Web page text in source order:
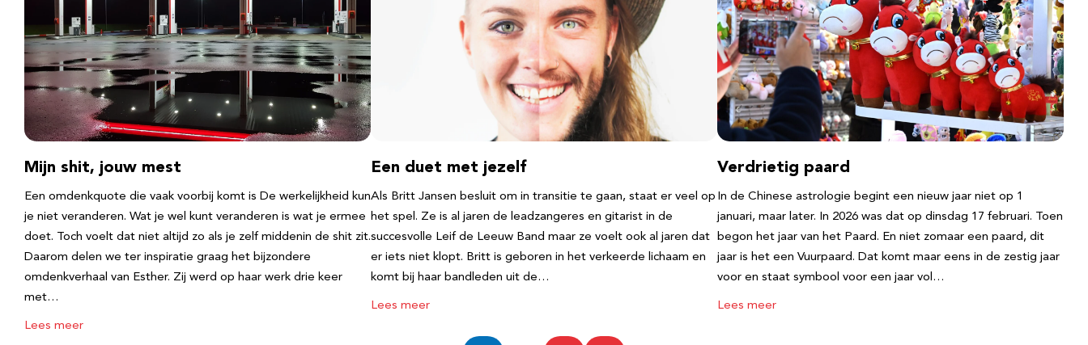
Mijn shit, jouw mest
Een omdenkquote die vaak voorbij komt is De werkelijkheid kun
je niet veranderen. Wat je wel kunt veranderen is wat je ermee
doet. Toch voelt dat niet altijd zo als je zelf middenin de shit zit.
Daarom delen we ter inspiratie graag het bijzondere
omdenkverhaal van Esther. Zij werd op haar werk drie keer
met…
Lees meer
Een duet met jezelf
Als Britt Jansen besluit om in transitie te gaan, staat er veel op
het spel. Ze is al jaren de leadzangeres en gitarist in de
succesvolle Leif de Leeuw Band maar ze voelt ook al jaren dat
er iets niet klopt. Britt is geboren in het verkeerde lichaam en
komt bij haar bandleden uit de…
Lees meer
Verdrietig paard
In de Chinese astrologie begint een nieuw jaar niet op 1
januari, maar later. In 2026 was dat op dinsdag 17 februari. Toen
begon het jaar van het Paard. En niet zomaar een paard, dit
jaar is het een Vuurpaard. Dat komt maar eens in de zestig jaar
voor en staat symbool voor een jaar vol…
Lees meer